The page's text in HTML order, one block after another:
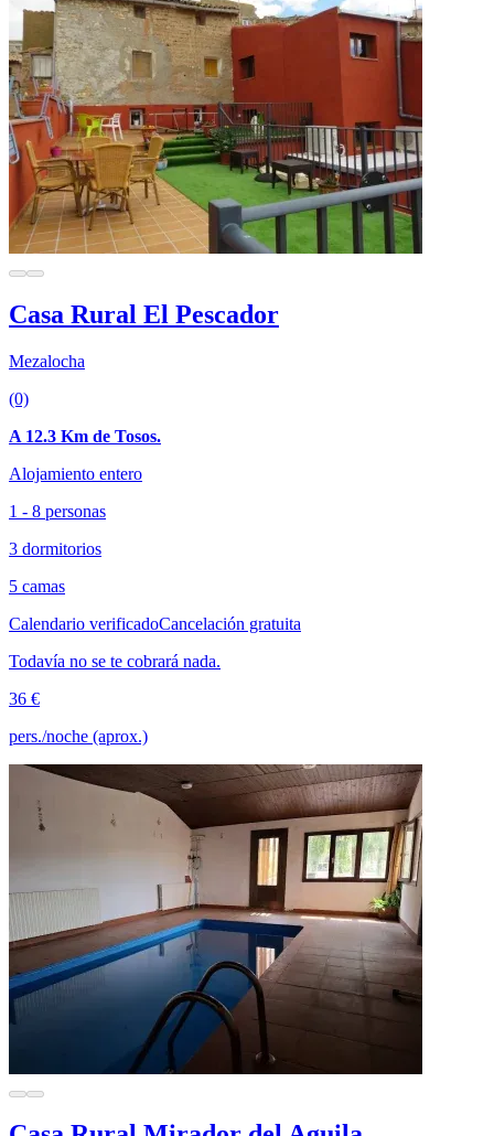
Casa Rural El Pescador
Mezalocha
(0)
A 12.3 Km de Tosos.
Alojamiento entero
1 - 8 personas
3 dormitorios
5 camas
Calendario verificadoCancelación gratuita
Todavía no se te cobrará nada.
36 €
pers./noche (aprox.)